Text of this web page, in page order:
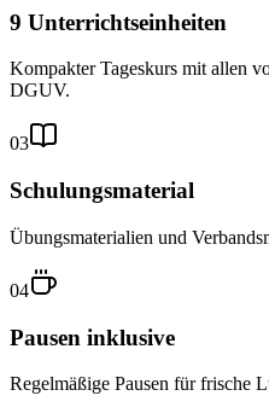
9 Unterrichtseinheiten
Kompakter Tageskurs mit allen
DGUV.
03
Schulungsmaterial
Übungsmaterialien und
04
Pausen inklusive
Regelmäßige Pausen für frische